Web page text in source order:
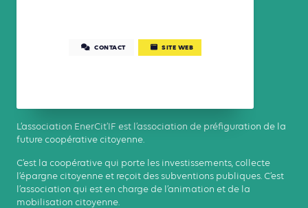
CONTACT SITE WEB
L’association EnerCit’IF est l’association de préfiguration de la
future coopérative citoyenne.
C’est la coopérative qui porte les investissements, collecte
l’épargne citoyenne et reçoit des subventions publiques. C’est
l’association qui est en charge de l’animation et de la
mobilisation citoyenne.